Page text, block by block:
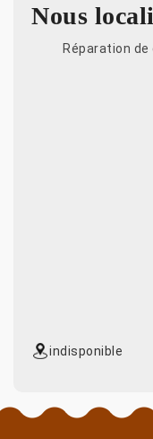
Nous
Réparation
indisponible